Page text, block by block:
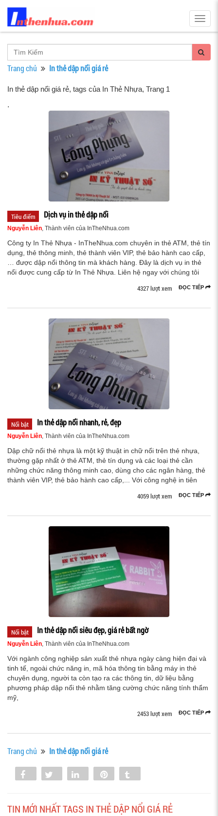
Trang chủ In thẻ dập nổi giá rẻ
In thẻ dập nổi giá rẻ, tags của In Thẻ Nhựa, Trang 1
.
Tiêu điểm Dịch vụ in thẻ dập nổi
Nguyễn Liên, Thành viên của InTheNhua.com
Công ty In Thẻ Nhựa - InTheNhua.com chuyên in thẻ ATM, thẻ tín
dụng, thẻ thông minh, thẻ thành viên VIP, thẻ bảo hành cao cấp,
… được dập nổi thông tin mà khách hàng. Đây là dịch vụ in thẻ
nổi được cung cấp từ In Thẻ Nhựa. Liên hệ ngay với chúng tôi
ĐỌC TIẾP
4327 lượt xem
Nổi bật In thẻ dập nổi nhanh, rẻ, đẹp
Nguyễn Liên, Thành viên của InTheNhua.com
Dập chữ nổi thẻ nhựa là một kỹ thuật in chữ nổi trên thẻ nhựa,
thường gặp nhất ở thẻ ATM, thẻ tín dụng và các loại thẻ cần
những chức năng thông minh cao, dùng cho các ngân hàng, thẻ
thành viên VIP, thẻ bảo hành cao cấp,... Với công nghệ in tiên
ĐỌC TIẾP
4059 lượt xem
Nổi bật In thẻ dập nổi siêu đẹp, giá rẻ bất ngờ
Nguyễn Liên, Thành viên của InTheNhua.com
Với ngành công nghiệp sản xuất thẻ nhựa ngày càng hiện đại và
tinh tế, ngoài chức năng in, mã hóa thông tin bằng máy in thẻ
chuyên dụng, người ta còn tạo ra các thông tin, dữ liệu bằng
phương pháp dập nổi thẻ nhằm tăng cường chức năng tính thẩm
mỹ,
ĐỌC TIẾP
2453 lượt xem
Trang chủ In thẻ dập nổi giá rẻ
Share Tweet Share
TIN MỚI NHẤT TAGS IN THẺ DẬP NỔI GIÁ RẺ